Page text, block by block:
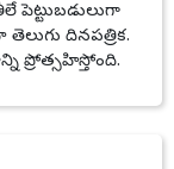
పెట్టుబడులుగా
దినపత్రిక.
ప్రోత్సహిస్తోంది.